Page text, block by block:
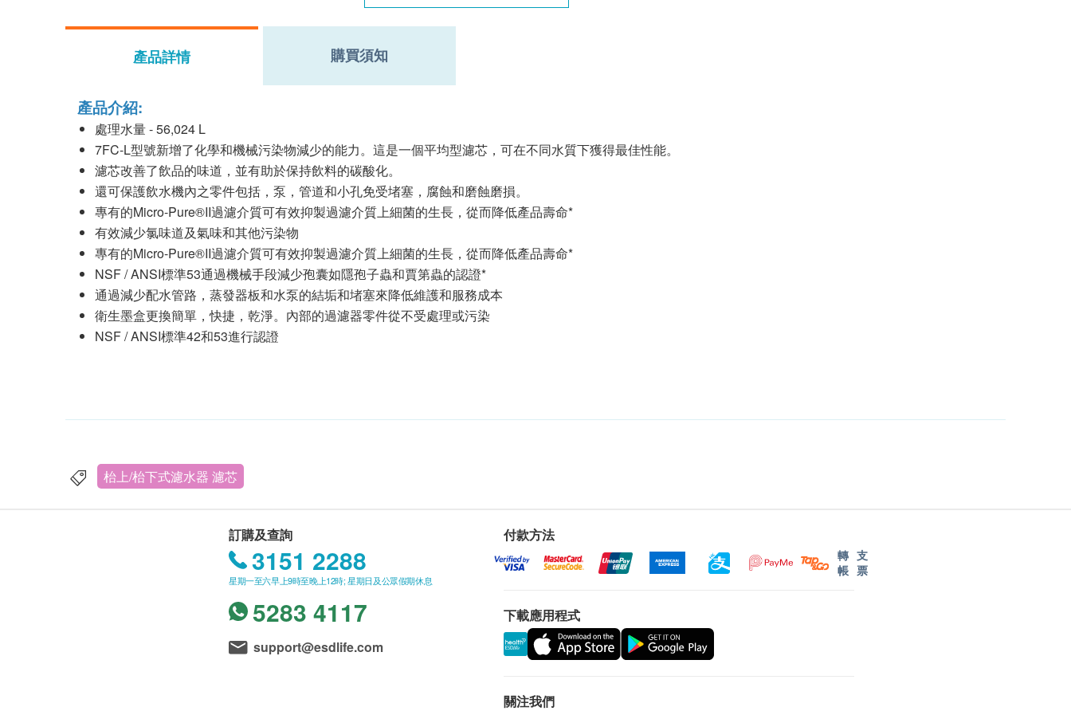
產品詳情 購買須知
產品介紹:
處理水量 - 56,024 L
7FC-L型號新增了化學和機械污染物減少的能力。這是一個平均型濾芯，可在不同水質下獲得最佳性能。
濾芯改善了飲品的味道，並有助於保持飲料的碳酸化。
還可保護飲水機內之零件包括，泵，管道和小孔免受堵塞，腐蝕和磨蝕磨損。
專有的Micro-Pure®II過濾介質可有效抑製過濾介質上細菌的生長，從而降低產品壽命*
有效減少氯味道及氣味和其他污染物
專有的Micro-Pure®II過濾介質可有效抑製過濾介質上細菌的生長，從而降低產品壽命*
NSF / ANSI標準53通過機械手段減少孢囊如隱孢子蟲和賈第蟲的認證*
通過減少配水管路，蒸發器板和水泵的結垢和堵塞來降低維護和服務成本
衛生墨盒更換簡單，快捷，乾淨。內部的過濾器零件從不受處理或污染
NSF / ANSI標準42和53進行認證
枱上/枱下式濾水器 濾芯
訂購及查詢
3151 2288
星期一至六早上9時至晚上12時; 星期日及公眾假期休息
5283 4117
support@esdlife.com
付款方法
轉
帳
支
票
下載應用程式
關注我們